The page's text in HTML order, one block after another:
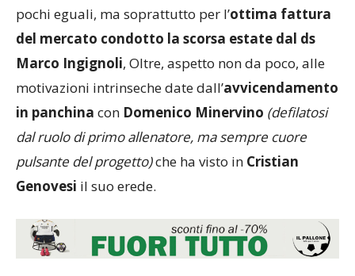
pochi eguali, ma soprattutto per l’ottima fattura
del mercato condotto la scorsa estate dal ds
Marco Ingignoli, Oltre, aspetto non da poco, alle
motivazioni intrinseche date dall’avvicendamento
in panchina con Domenico Minervino (defilatosi
dal ruolo di primo allenatore, ma sempre cuore
pulsante del progetto)che ha visto in Cristian
Genovesi il suo erede.